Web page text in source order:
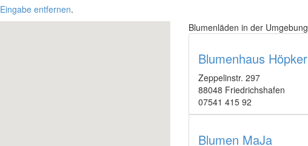
Eingabe entfernen.
Blumenläden in der Umgebung
Blumenhaus Höpker
Zeppelinstr. 297
88048 Friedrichshafen
07541 415 92
Blumen MaJa